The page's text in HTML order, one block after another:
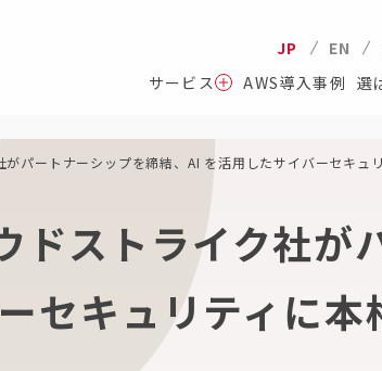
JP EN
サービス
AWS導入事例 選
パートナーシップを締結、AI を活用したサイバーセキュ
ドストライク社が
セキュリティに本